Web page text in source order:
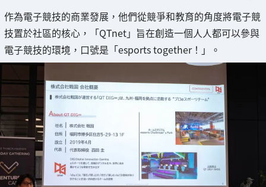
作為電子競技的商業發展，他們從競爭和教育的角度將電子競
技置於社區的核心，「QTnet」旨在創造一個人人都可以參與
電子競技的環境，口號是「esports together！」。